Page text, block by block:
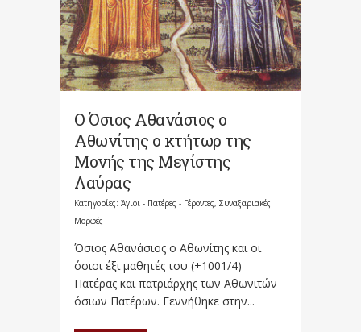
Ο Όσιος Αθανάσιος ο
Αθωνίτης ο κτήτωρ της
Μονής της Μεγίστης
Λαύρας
Κατηγορίες: Άγιοι - Πατέρες - Γέροντες, Συναξαριακές
Μορφές
Όσιος Αθανάσιος ο Αθωνίτης και οι
όσιοι έξι μαθητές του (+1001/4)
Πατέρας και πατριάρχης των Αθωνιτών
όσιων Πατέρων. Γεννήθηκε στην...